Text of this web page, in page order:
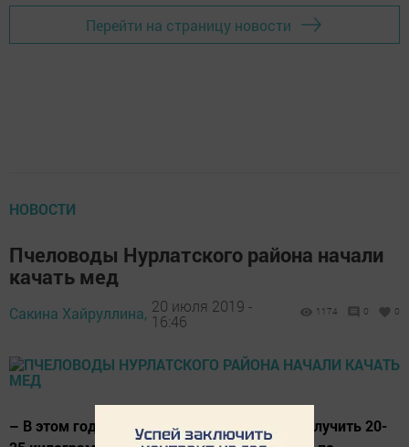
Перейти на страницу новости
НОВОСТИ
Пчеловоды Нурлатского района начали
качать мед
Сакина Хайруллина, 20 июля 2019 -
16:46
1174 0 0
– В этом году планируем с каждого улья получить 20-